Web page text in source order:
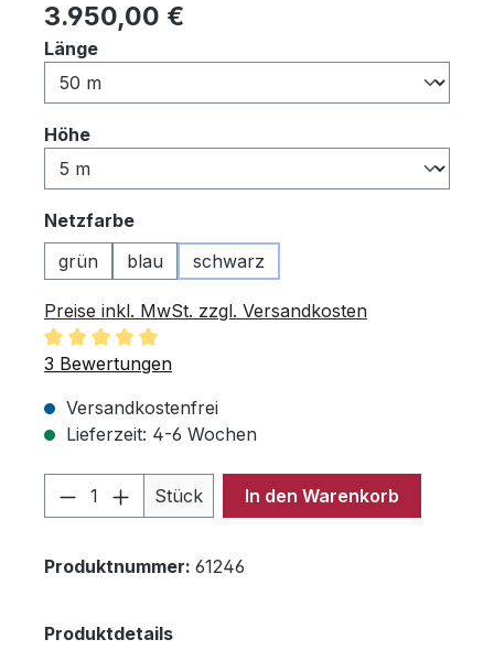
Regulärer Preis:
3.950,00 €
Längeauswählen
Höheauswählen
Netzfarbeauswählen
grün
blau schwarz
Preise inkl. MwSt. zzgl. Versandkosten
Durchschnittliche Bewertung von 5 von 5 Sternen
3 Bewertungen
Versandkostenfrei
Lieferzeit: 4-6 Wochen
Produkt Anzahl: Gib den
Stück In den Warenkorb
Produktnummer: 61246
Produktdetails